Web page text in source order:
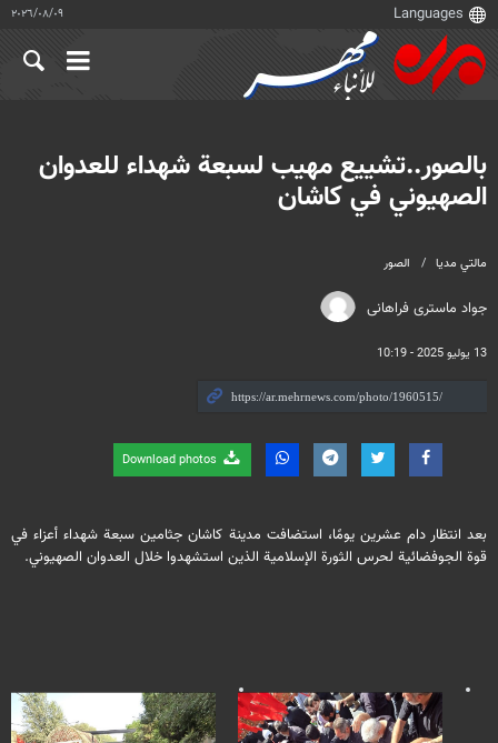
٠٩‏/٠٨‏/٢٠٢٦
مالتي مدیا الصور
جواد ماستری فراهانی
13 يوليو 2025 - 10:19
بالصور..تشييع مهيب لسبعة شهداء للعدوان
الصهيوني في كاشان
بعد انتظار دام عشرين يومًا، استضافت مدينة كاشان جثامين سبعة شهداء أعزاء في
قوة الجوفضائية لحرس الثورة الإسلامية الذين استشهدوا خلال العدوان الصهيوني.